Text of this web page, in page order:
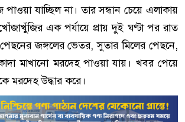
যাচ্ছিল না। তার সন্ধান চেয়ে এলাকায়
এক পর্যায়ে প্রায় দুই ঘণ্টা পর রাত
জঙ্গলের ভেতর, সুতার মিলের পেছনে,
মাখানো মরদেহ পাওয়া যায়। খবর পেয়ে
মরদেহ উদ্ধার করে।